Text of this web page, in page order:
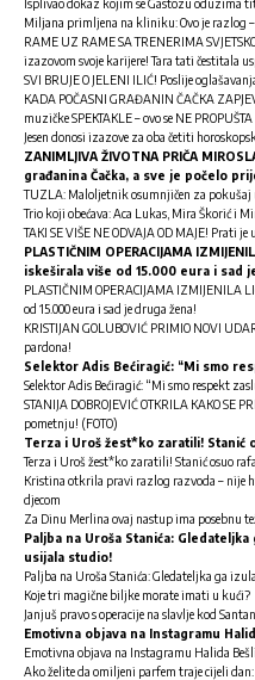
Isplivao dokaz kojim se Gastozu oduzima
Miljana primljena na kliniku: Ovo je razlog
RAME UZ RAME SA TRENERIMA
izazovom svoje karijere! Tara tati čestitala
SVI BRUJE O JELENI ILIĆ! Poslije
KADA POČASNI GRAĐANIN ČAČKA
muzičke SPEKTAKLE – ovo se NE PROPUŠTA
Jesen donosi izazove za oba četiti
ZANIMLJIVA ŽIVOTNA PRIČA
građanina Čačka, a sve je počelo
TUZLA: Maloljetnik osumnjičen za
Trio koji obećava: Aca Lukas, Mira Škorić i
TAKI SE VIŠE NE ODVAJA OD MAJE! Prati
PLASTIČNIM OPERACIJAMA
iskeširala više od 15.000 eura i sad
PLASTIČNIM OPERACIJAMA IZMIJENILA
od 15.000 eura i sad je druga žena!
KRISTIJAN GOLUBOVIĆ PRIMIO NOVI
pardona!
Selektor Adis Bećiragić: “Mi smo
Selektor Adis Bećiragić: “Mi smo respekt
STANIJA DOBROJEVIĆ OTKRILA KAKO SE
pometnju! (FOTO)
Terza i Uroš žest*ko zaratili! Stanić
Terza i Uroš žest*ko zaratili! Stanić osuo
Kristina otkrila pravi razlog razvoda – nije
djecom
Za Dinu Merlina ovaj nastup ima posebnu
Paljba na Uroša Stanića:
usijala studio!
Paljba na Uroša Stanića: Gledateljka ga
Koje tri magične biljke morate imati u kući?
Janjuš pravo s operacije na slavlje kod
Emotivna objava na Instagramu
Emotivna objava na Instagramu Halida
Ako želite da omiljeni parfem traje cijeli